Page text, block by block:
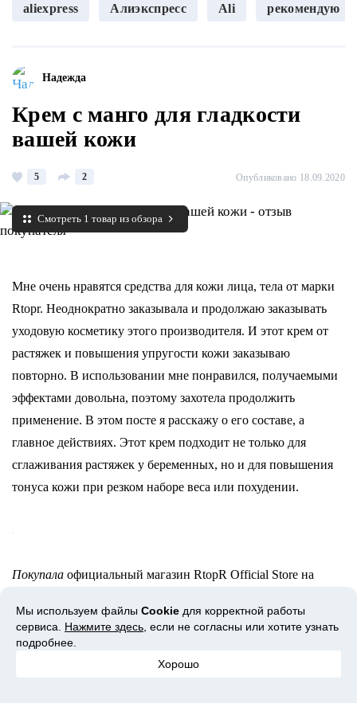
aliexpress Алиэкспресс Ali рекомендую
Надежда
Крем с манго для гладкости
вашей кожи
5 2 Опубликовано 18.09.2020
Смотреть 1 товар из обзора
Мне очень нравятся средства для кожи лица, тела от марки
Rtopr. Неоднократно заказывала и продолжаю заказывать
уходовую косметику этого производителя. И этот крем от
растяжек и повышения упругости кожи заказываю
повторно. В использовании мне понравился, получаемыми
эффектами довольна, поэтому захотела продолжить
применение. В этом посте я расскажу о его составе, а
главное действиях. Этот крем подходит не только для
сглаживания растяжек у беременных, но и для повышения
тонуса кожи при резком наборе веса или похудении.
Покупала официальный магазин RtopR Official Store на
Доставкаоколо 3 недель почтой России. Трек-номер
Мы используем файлы Cookie для корректной работы
сервиса. Нажмите здесь , если не согласны или хотите узнать
подробнее.
Хорошо